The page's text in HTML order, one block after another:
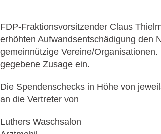
FDP-Fraktionsvorsitzender Claus
erhöhten Aufwandsentschädigung den
gemeinnützige Vereine/
gegebene Zusage ein.
Die Spendenschecks in Höhe von
an die Vertreter von
Luthers Waschsalon